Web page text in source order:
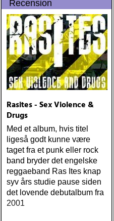
and the duo consistently
hits its mark
Recension
Rasites - Sex Violence &
Drugs
Med et album, hvis titel
ligeså godt kunne være
taget fra et punk eller rock
band bryder det engelske
reggaeband Ras Ites knap
syv års studie pause siden
det lovende debutalbum fra
2001